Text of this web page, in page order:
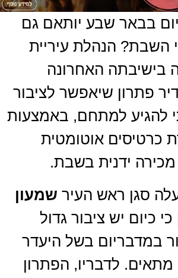
בבאר שבע יותאם גם
השבת? הנהלת עיריית
בישיבתה האחרונה
פתרון שיאפשר לציבור
להגיע למתחם, באמצעות
כרטיסים אוטומטית
ידנית בשבת.
סגן ראש העיר שמעון
כיום יש ציבור גדול
במדבריום בשל היעדר
מתאים. לדבריו, הפתרון